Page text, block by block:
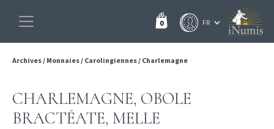
0
Archives/ Monnaies/ Carolingiennes/ Charlemagne
CHARLEMAGNE, OBOLE
BRACTÉATE, MELLE